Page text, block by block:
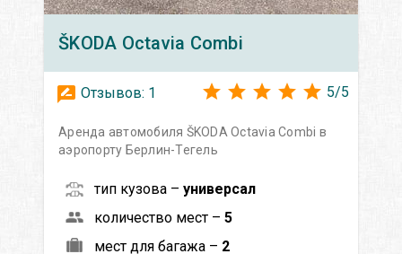
ŠKODA Octavia Сombi
Отзывов: 1 5/5
Аренда автомобиля ŠKODA Octavia Сombi в
аэропорту Берлин-Тегель
тип кузова – универсал
количество мест – 5
мест для багажа – 2